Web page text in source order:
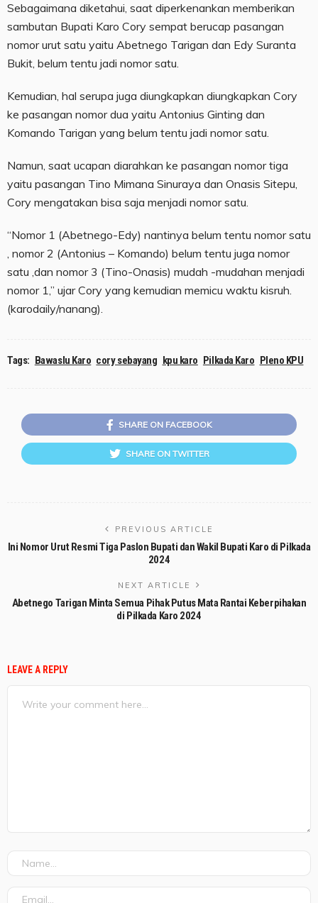
Sebagaimana diketahui, saat diperkenankan memberikan
sambutan Bupati Karo Cory sempat berucap pasangan
nomor urut satu yaitu Abetnego Tarigan dan Edy Suranta
Bukit, belum tentu jadi nomor satu.
Kemudian, hal serupa juga diungkapkan diungkapkan Cory
ke pasangan nomor dua yaitu Antonius Ginting dan
Komando Tarigan yang belum tentu jadi nomor satu.
Namun, saat ucapan diarahkan ke pasangan nomor tiga
yaitu pasangan Tino Mimana Sinuraya dan Onasis Sitepu,
Cory mengatakan bisa saja menjadi nomor satu.
“Nomor 1 (Abetnego-Edy) nantinya belum tentu nomor satu
, nomor 2 (Antonius – Komando) belum tentu juga nomor
satu ,dan nomor 3 (Tino-Onasis) mudah -mudahan menjadi
nomor 1,” ujar Cory yang kemudian memicu waktu kisruh.
(karodaily/nanang).
Tags: Bawaslu Karo cory sebayang kpu karo Pilkada Karo Pleno KPU
SHARE ON FACEBOOK
SHARE ON TWITTER
PREVIOUS ARTICLE
Ini Nomor Urut Resmi Tiga Paslon Bupati dan Wakil Bupati Karo di Pilkada
2024
NEXT ARTICLE
Abetnego Tarigan Minta Semua Pihak Putus Mata Rantai Keberpihakan
di Pilkada Karo 2024
LEAVE A REPLY